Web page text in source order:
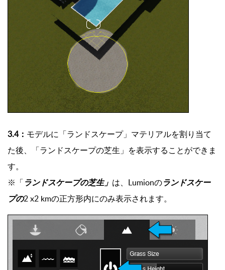
3.4： モデルに「ランドスケープ」マテリアルを割り当て
た後、「ランドスケープの芝生」を表示することができま
す。
※「ランドスケープの芝生」 は、Lumionのランドスケー
プの2 x2 kmの正方形内にのみ表示されます。